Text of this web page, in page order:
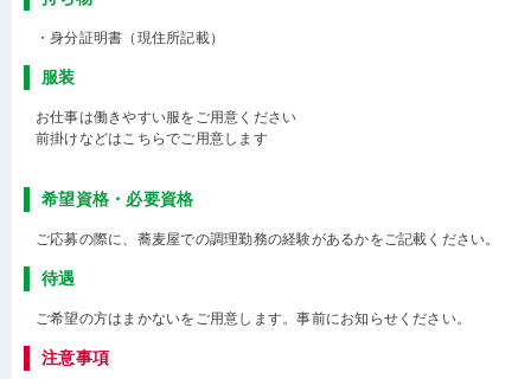
・身分証明書（現住所記載）
服装
お仕事は働きやすい服をご用意ください
前掛けなどはこちらでご用意します
希望資格・必要資格
ご応募の際に、蕎麦屋での調理勤務の経験があるかをご記載ください。
待遇
ご希望の方はまかないをご用意します。事前にお知らせください。
注意事項